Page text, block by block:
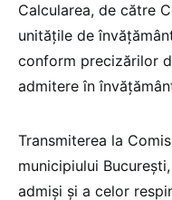
Calcularea, de către
unitățile de
conform precizărilor
admitere în
Transmiterea la
municipiului
admiși și a celor